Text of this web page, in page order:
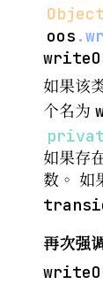
oos .
如果该
个名为
如果存
数。 如
再次强